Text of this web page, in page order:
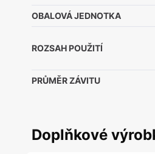
OBALOVÁ JEDNOTKA
ROZSAH POUŽITÍ
PRŮMĚR ZÁVITU
Doplňkové